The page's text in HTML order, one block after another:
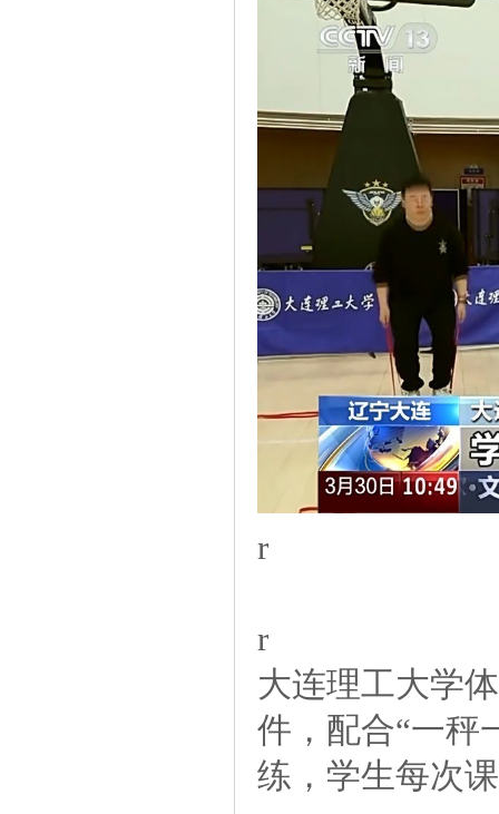
r
r
大连理工大学
件，配合“一秤
练，学生每次